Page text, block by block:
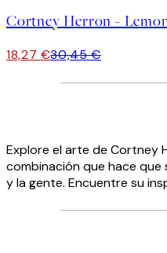
Cortney Herron -
18,27 €30,45 €
Explore el arte de Cortney
combinación que hace que
y la gente. Encuentre su